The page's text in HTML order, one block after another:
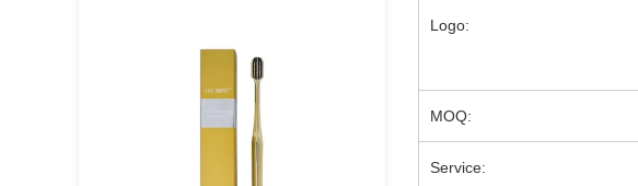
Logo:
MOQ:
Service: